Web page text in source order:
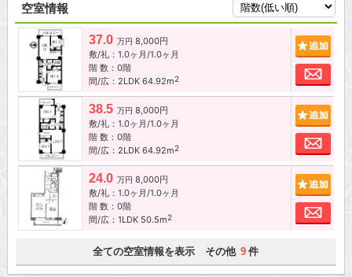
空室情報
37.0 万円 8,000円
敷/礼：1.0ヶ月/1.0ヶ月
階 数：0階
間/広：2LDK 64.92m2
お
38.5 万円 8,000円
敷/礼：1.0ヶ月/1.0ヶ月
階 数：0階
間/広：2LDK 64.92m2
お
24.0 万円 8,000円
敷/礼：1.0ヶ月/1.0ヶ月
階 数：0階
間/広：1LDK 50.5m2
お
全ての空室情報を表示 その他 9 件